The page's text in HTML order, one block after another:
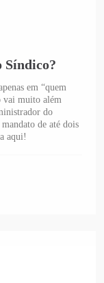
Síndico?
em “quem
vai muito além
do
de até dois
aqui!